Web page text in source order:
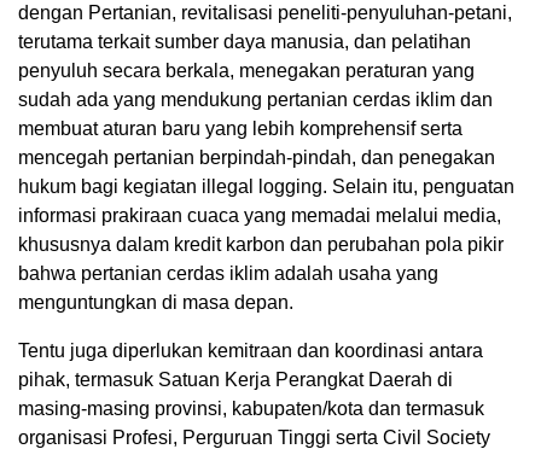
dengan Pertanian, revitalisasi peneliti-penyuluhan-petani,
terutama terkait sumber daya manusia, dan pelatihan
penyuluh secara berkala, menegakan peraturan yang
sudah ada yang mendukung pertanian cerdas iklim dan
membuat aturan baru yang lebih komprehensif serta
mencegah pertanian berpindah-pindah, dan penegakan
hukum bagi kegiatan illegal logging. Selain itu, penguatan
informasi prakiraan cuaca yang memadai melalui media,
khususnya dalam kredit karbon dan perubahan pola pikir
bahwa pertanian cerdas iklim adalah usaha yang
menguntungkan di masa depan.
Tentu juga diperlukan kemitraan dan koordinasi antara
pihak, termasuk Satuan Kerja Perangkat Daerah di
masing-masing provinsi, kabupaten/kota dan termasuk
organisasi Profesi, Perguruan Tinggi serta Civil Society